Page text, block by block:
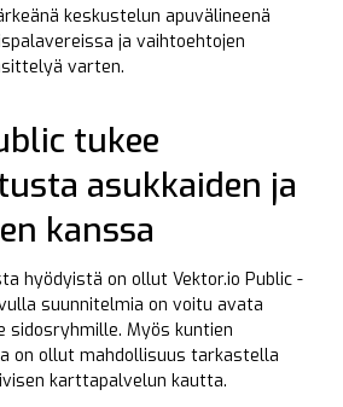
keskustelun apuvälineenä
ja vaihtoehtojen
varten.
tukee
asukkaiden ja
kanssa
hyödyistä on ollut Vektor.io Public -
suunnitelmia on voitu avata
sidosryhmille. Myös kuntien
on ollut mahdollisuus tarkastella
karttapalvelun kautta.